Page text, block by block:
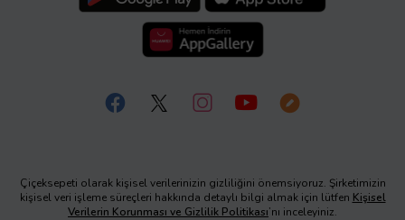
Çiçeksepeti olarak kişisel verilerinizin gizliliğini önemsiyoruz. Şirketimizin
kişisel veri işleme süreçleri hakkında detaylı bilgi almak için lütfen Kişisel
Verilerin Korunması ve Gizlilik Politikası’nı inceleyiniz.